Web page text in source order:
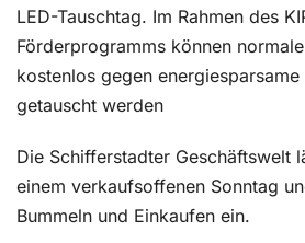
LED-Tauschtag. Im Rahmen des
Förderprogramms können
kostenlos gegen energiesparsame
getauscht werden
Die Schifferstadter Geschäftswelt
einem verkaufsoffenen Sonntag
Bummeln und Einkaufen ein.